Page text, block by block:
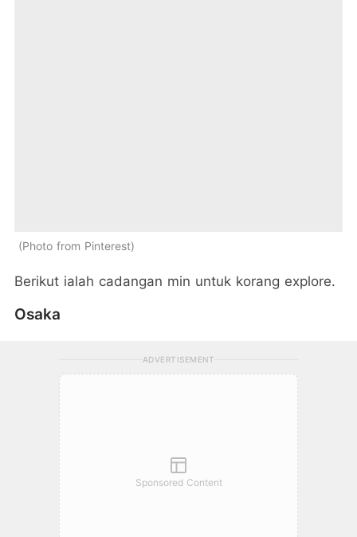
Photo from Pinterest
Berikut ialah cadangan min untuk korang explore.
Osaka
ADVERTISEMENT
Sponsored Content